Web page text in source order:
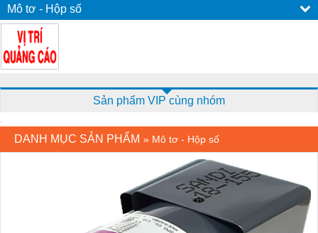
Mô tơ - Hộp số
Sản phẩm VIP cùng nhóm
DANH MỤC SẢN PHẨM » Mô tơ - Hộp số